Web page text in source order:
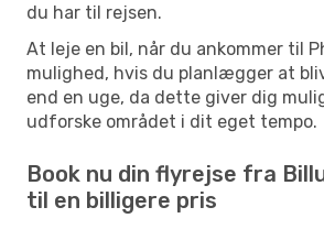
du har til rejsen.
At leje en bil, når du ankommer til
mulighed, hvis du planlægger at
end en uge, da dette giver dig
udforske området i dit eget tempo.
Book nu din flyrejse fra
til en billigere pris